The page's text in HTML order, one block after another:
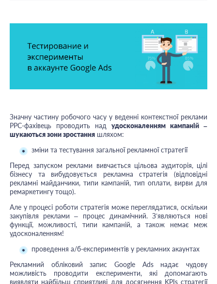
Значну частину робочого часу у веденні контекстної реклами
PPC-фахівець проводить над удосконаленням кампаній –
шукаються зони зростання шляхом:
зміни та тестування загальної рекламної стратегії
Перед запуском реклами вивчається цільова аудиторія, цілі
бізнесу та вибудовується рекламна стратегія (відповідні
рекламні майданчики, типи кампаній, тип оплати, вирви для
ремаркетингу тощо).
Але у процесі роботи стратегія може переглядатися, оскільки
закупівля реклами – процес динамічний. З’являються нові
функції, можливості, типи кампаній, а також немає меж
удосконаленням!
проведення а/б-експериментів у рекламних акаунтах
Рекламний обліковий запис Google Ads надає чудову
можливість проводити експерименти, які допомагають
виявляти найбільш сприятливі для досягнення KPIs стратегії